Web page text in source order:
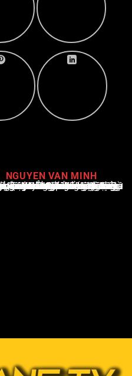
NGUYEN VAN MINH
Nguyễn Văn Minh là một trong những chuyên gia hàng đầu về báo cáo tin tức thể thao tại Việt Nam, với hơn 10 năm hoạt động trong ngành. Ông có kiến thức sâu rộng và kinh nghiệm đáng kể trong việc phân tích và báo cáo về các sự kiện thể thao hàng đầu. Sự hiểu biết sâu sắc của ông về ngành này đã giúp ông xây dựng uy tín và danh tiếng trong cộng đồng báo chí thể thao.